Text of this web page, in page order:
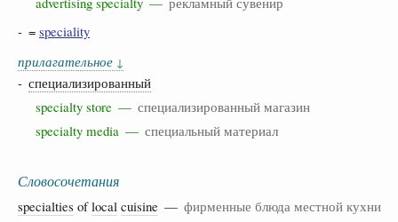
- = speciality
прилагательное ↓
- специализированный
specialty store — специализированный магазин
specialty media — специальный материал
Словосочетания
specialties oflocal cuisine — фирменные блюда местной кухни